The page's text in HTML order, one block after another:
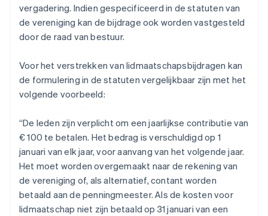
vergadering. Indien gespecificeerd in de statuten van
de vereniging kan de bijdrage ook worden vastgesteld
door de raad van bestuur.
Voor het verstrekken van lidmaatschapsbijdragen kan
de formulering in de statuten vergelijkbaar zijn met het
volgende voorbeeld:
“De leden zijn verplicht om een jaarlijkse contributie van
€ 100 te betalen. Het bedrag is verschuldigd op 1
januari van elk jaar, voor aanvang van het volgende jaar.
Het moet worden overgemaakt naar de rekening van
de vereniging of, als alternatief, contant worden
betaald aan de penningmeester. Als de kosten voor
lidmaatschap niet zijn betaald op 31 januari van een